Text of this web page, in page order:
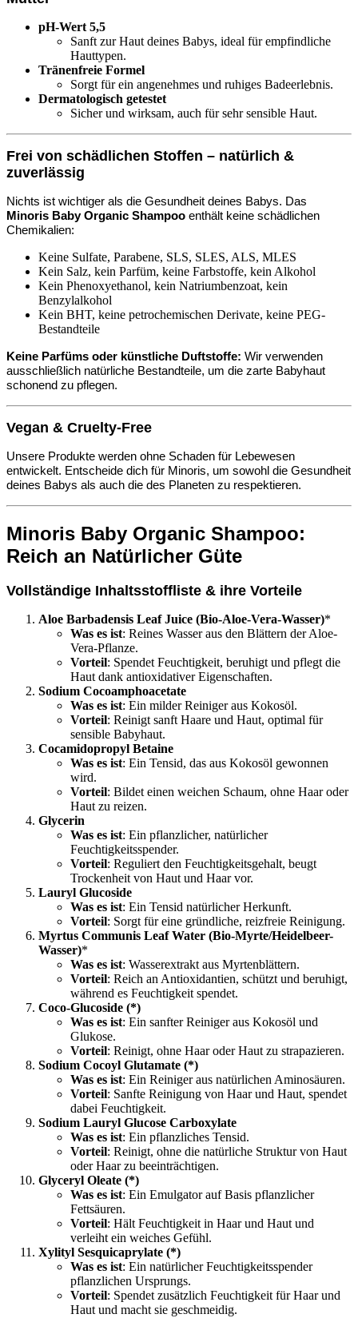
pH-Wert 5,5
Sanft zur Haut deines Babys, ideal für empfindliche
Hauttypen.
Tränenfreie Formel
Sorgt für ein angenehmes und ruhiges Badeerlebnis.
Dermatologisch getestet
Sicher und wirksam, auch für sehr sensible Haut.
Frei von schädlichen Stoffen – natürlich &
zuverlässig
Nichts ist wichtiger als die Gesundheit deines Babys. Das
Minoris Baby Organic Shampoo enthält keine schädlichen
Chemikalien:
Keine Sulfate, Parabene, SLS, SLES, ALS, MLES
Kein Salz, kein Parfüm, keine Farbstoffe, kein Alkohol
Kein Phenoxyethanol, kein Natriumbenzoat, kein
Benzylalkohol
Kein BHT, keine petrochemischen Derivate, keine PEG-
Bestandteile
Keine Parfüms oder künstliche Duftstoffe: Wir verwenden
ausschließlich natürliche Bestandteile, um die zarte Babyhaut
schonend zu pflegen.
Vegan & Cruelty-Free
Unsere Produkte werden ohne Schaden für Lebewesen
entwickelt. Entscheide dich für Minoris, um sowohl die Gesundheit
deines Babys als auch die des Planeten zu respektieren.
Minoris Baby Organic Shampoo:
Reich an Natürlicher Güte
Vollständige Inhaltsstoffliste & ihre Vorteile
Aloe Barbadensis Leaf Juice (Bio-Aloe-Vera-Wasser)*
Was es ist: Reines Wasser aus den Blättern der Aloe-
Vera-Pflanze.
Vorteil: Spendet Feuchtigkeit, beruhigt und pflegt die
Haut dank antioxidativer Eigenschaften.
Sodium Cocoamphoacetate
Was es ist: Ein milder Reiniger aus Kokosöl.
Vorteil: Reinigt sanft Haare und Haut, optimal für
sensible Babyhaut.
Cocamidopropyl Betaine
Was es ist: Ein Tensid, das aus Kokosöl gewonnen
wird.
Vorteil: Bildet einen weichen Schaum, ohne Haar oder
Haut zu reizen.
Glycerin
Was es ist: Ein pflanzlicher, natürlicher
Feuchtigkeitsspender.
Vorteil: Reguliert den Feuchtigkeitsgehalt, beugt
Trockenheit von Haut und Haar vor.
Lauryl Glucoside
Was es ist: Ein Tensid natürlicher Herkunft.
Vorteil: Sorgt für eine gründliche, reizfreie Reinigung.
Myrtus Communis Leaf Water (Bio-Myrte/Heidelbeer-
Wasser)*
Was es ist: Wasserextrakt aus Myrtenblättern.
Vorteil: Reich an Antioxidantien, schützt und beruhigt,
während es Feuchtigkeit spendet.
Coco-Glucoside (*)
Was es ist: Ein sanfter Reiniger aus Kokosöl und
Glukose.
Vorteil: Reinigt, ohne Haar oder Haut zu strapazieren.
Sodium Cocoyl Glutamate (*)
Was es ist: Ein Reiniger aus natürlichen Aminosäuren.
Vorteil: Sanfte Reinigung von Haar und Haut, spendet
dabei Feuchtigkeit.
Sodium Lauryl Glucose Carboxylate
Was es ist: Ein pflanzliches Tensid.
Vorteil: Reinigt, ohne die natürliche Struktur von Haut
oder Haar zu beeinträchtigen.
Glyceryl Oleate (*)
Was es ist: Ein Emulgator auf Basis pflanzlicher
Fettsäuren.
Vorteil: Hält Feuchtigkeit in Haar und Haut und
verleiht ein weiches Gefühl.
Xylityl Sesquicaprylate (*)
Was es ist: Ein natürlicher Feuchtigkeitsspender
pflanzlichen Ursprungs.
Vorteil: Spendet zusätzlich Feuchtigkeit für Haar und
Haut und macht sie geschmeidig.